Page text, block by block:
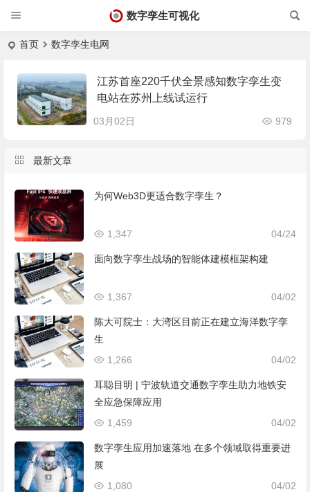
数字孪生可视化
首页 数字孪生电网
江苏首座220千伏全景感知数字孪生变
电站在苏州上线试运行
03月02日 979
最新文章
为何Web3D更适合数字孪生？
04/24
1,347
面向数字孪生战场的智能体建模框架构建
04/02
1,367
陈大可院士：大湾区目前正在建立海洋数字孪
生
04/02
1,266
耳聪目明 | 宁波轨道交通数字孪生助力地铁安
全应急保障应用
04/02
1,459
数字孪生应用加速落地 在多个领域取得重要进
展
04/02
1,080